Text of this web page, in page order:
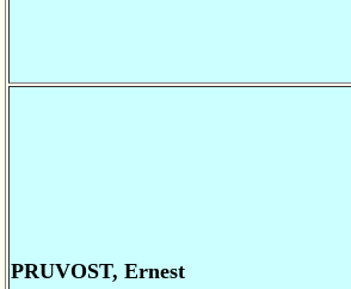
PRUVOST, Ernest